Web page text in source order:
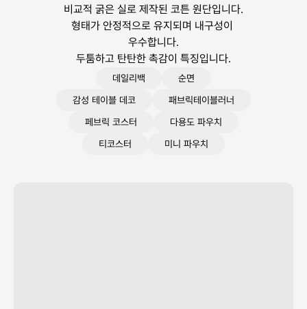
비교적 굵은 실로 제작된 코튼 원단입니다.
형태가 안정적으로 유지되며 내구성이
우수합니다.
두툼하고 탄탄한 촉감이 특징입니다.
데일리백
순면
감성 테이블 데코
패브릭테이블러너
페브릭 코스터
다용도 파우치
티코스터
미니 파우치